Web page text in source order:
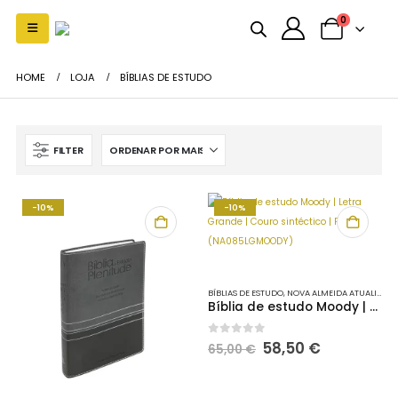
0
HOME LOJA BÍBLIAS DE ESTUDO
FILTER
-10% -10%
BÍBLIAS DE ESTUDO, NOVA ALMEIDA ATUALIZADA
Bíblia de estudo Moody | Letra Grande | Couro sintéctico | Preto (NA085LGMOODY)
out of 5
65,00€ O
preço
58,50 €O